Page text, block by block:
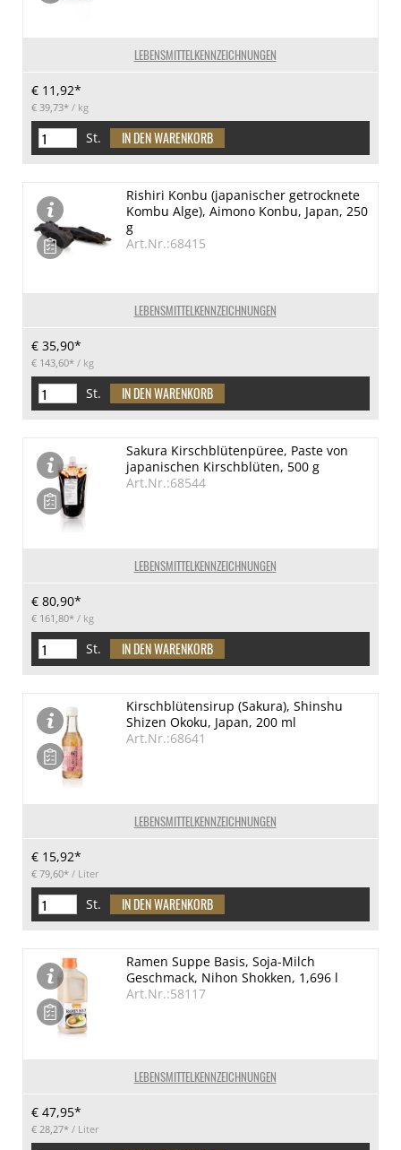
LEBENSMITTELKENNZEICHNUNGEN
€ 11,92*
€ 39,73* / kg
St.
LEBENSMITTELKENNZEICHNUNGEN
Rishiri Konbu (japanischer getrocknete
Kombu Alge), Aimono Konbu, Japan, 250
g
Art.Nr.:68415
€ 35,90*
€ 143,60* / kg
St.
LEBENSMITTELKENNZEICHNUNGEN
Sakura Kirschblütenpüree, Paste von
japanischen Kirschblüten, 500 g
Art.Nr.:68544
€ 80,90*
€ 161,80* / kg
St.
LEBENSMITTELKENNZEICHNUNGEN
Kirschblütensirup (Sakura), Shinshu
Shizen Okoku, Japan, 200 ml
Art.Nr.:68641
€ 15,92*
€ 79,60* / Liter
St.
LEBENSMITTELKENNZEICHNUNGEN
Ramen Suppe Basis, Soja-Milch
Geschmack, Nihon Shokken, 1,696 l
Art.Nr.:58117
€ 47,95*
€ 28,27* / Liter